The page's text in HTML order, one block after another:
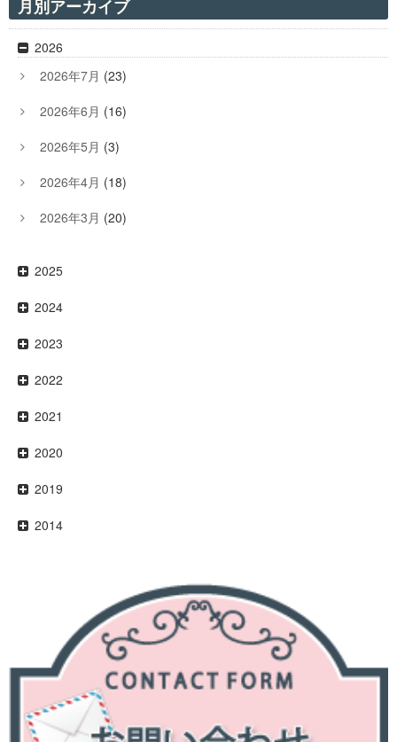
月別アーカイブ
2026
2026年7月 (23)
2026年6月 (16)
2026年5月 (3)
2026年4月 (18)
2026年3月 (20)
2025
2024
2023
2022
2021
2020
2019
2014